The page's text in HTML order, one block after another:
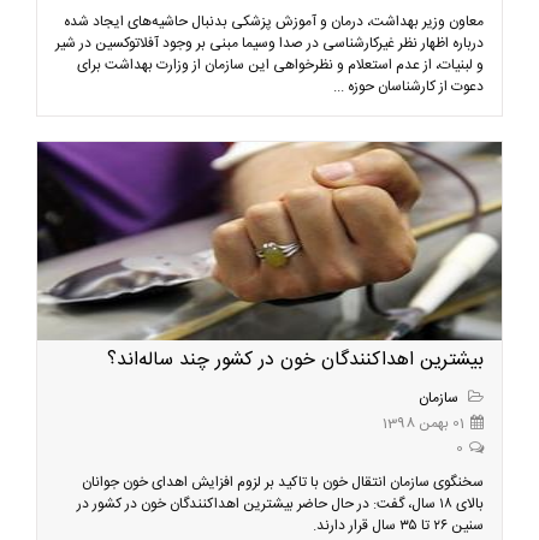
معاون وزیر بهداشت، درمان و آموزش پزشکی بدنبال حاشیه‌های ایجاد شده
درباره اظهار نظر غیرکارشناسی در صدا وسیما مبنی بر وجود آفلاتوکسین در شیر
و لبنیات، از عدم استعلام و نظرخواهی این سازمان از وزارت بهداشت برای
دعوت از کارشناسان حوزه ...
بیشترین اهداکنندگان خون در کشور چند ساله‌اند؟
سازمان
01 بهمن 1398
0
سخنگوی سازمان انتقال خون با تاکید بر لزوم افزایش اهدای خون جوانان
بالای ۱۸ سال، گفت: در حال حاضر بیشترین اهداکنندگان خون در کشور در
سنین ۲۶ تا ۳۵ سال قرار دارند.